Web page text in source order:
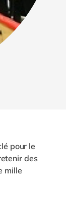
pour le
des
mille